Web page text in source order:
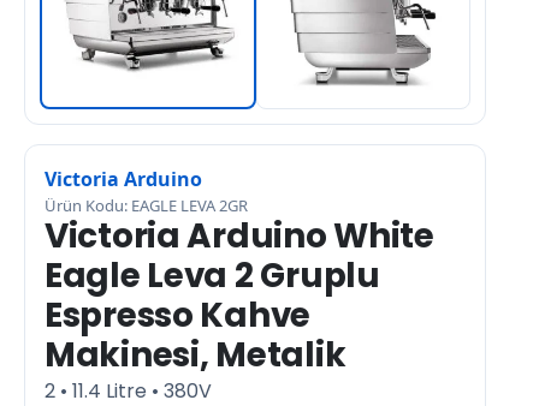
Victoria Arduino
Ürün Kodu: EAGLE LEVA 2GR
Victoria Arduino White
Eagle Leva 2 Gruplu
Espresso Kahve
Makinesi, Metalik
2 • 11.4 Litre • 380V